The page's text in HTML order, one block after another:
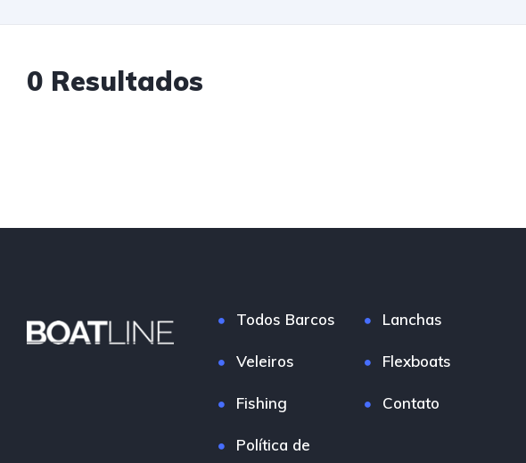
0 Resultados
Todos Barcos Lanchas
Veleiros Flexboats
Fishing Contato
Política de